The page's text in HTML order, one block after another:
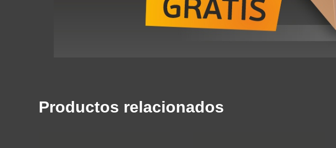
Productos relacionados